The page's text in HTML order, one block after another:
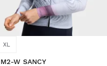
XL
M2-W SANCY